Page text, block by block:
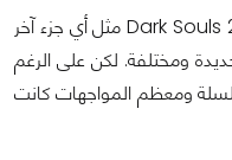
بالنسبة لي شخصيًا، فقد أحببت تجربة Dark Souls 2 مثل أي جزء آخر
ومختلفة. لكن على الرغم
ومعظم المواجهات كانت